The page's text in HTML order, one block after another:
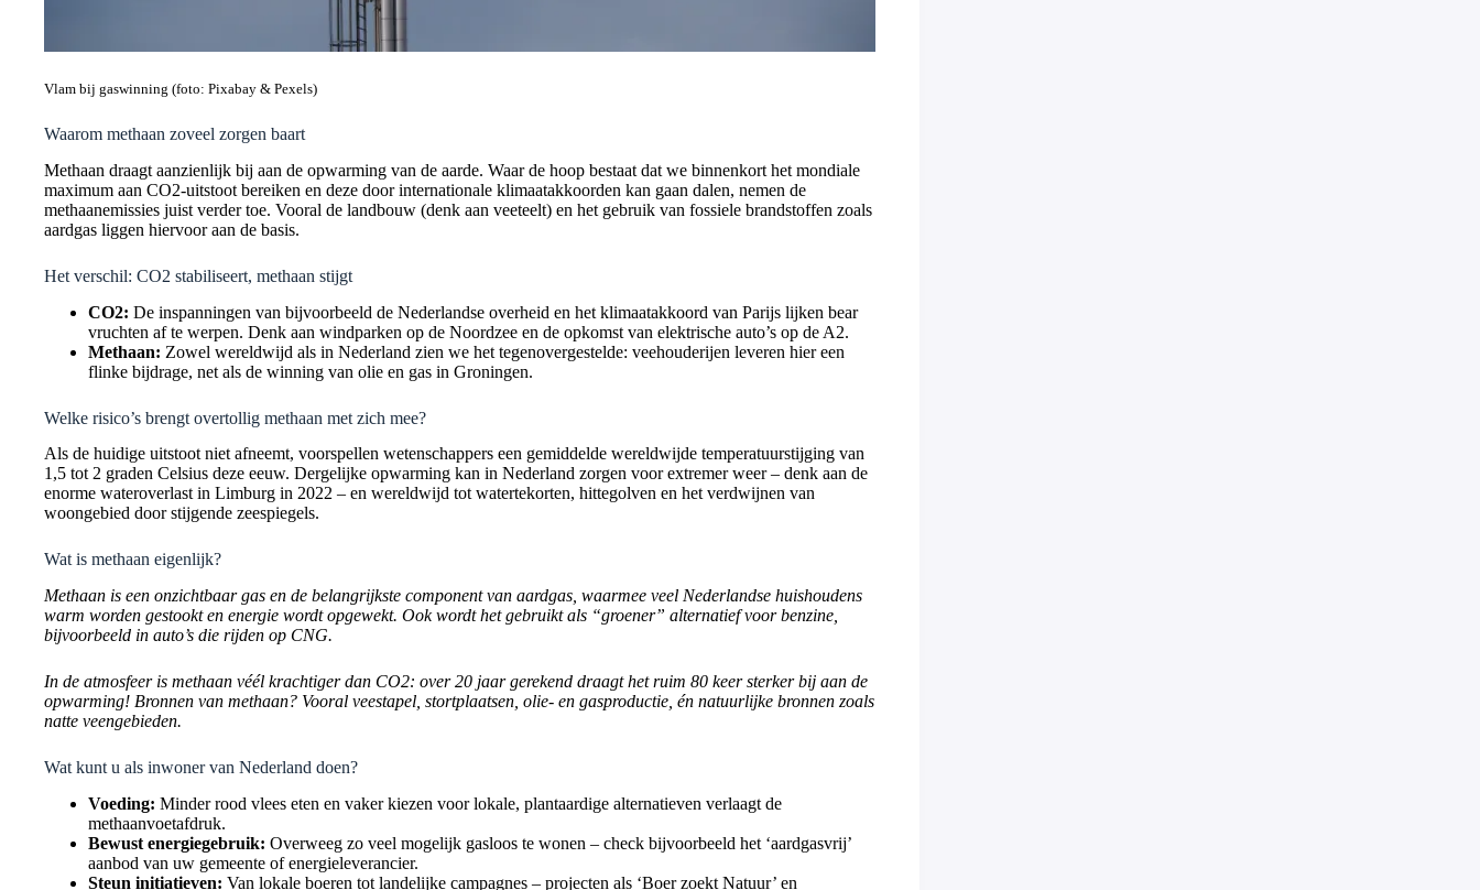
Vlam bij gaswinning (foto: Pixabay & Pexels)
Waarom methaan zoveel zorgen baart
Methaan draagt aanzienlijk bij aan de opwarming van de aarde. Waar de hoop bestaat dat we binnenkort het mondiale
maximum aan CO2-uitstoot bereiken en deze door internationale klimaatakkoorden kan gaan dalen, nemen de
methaanemissies juist verder toe. Vooral de landbouw (denk aan veeteelt) en het gebruik van fossiele brandstoffen zoals
aardgas liggen hiervoor aan de basis.
Het verschil: CO2 stabiliseert, methaan stijgt
CO2: De inspanningen van bijvoorbeeld de Nederlandse overheid en het klimaatakkoord van Parijs lijken bear
vruchten af te werpen. Denk aan windparken op de Noordzee en de opkomst van elektrische auto’s op de A2.
Methaan: Zowel wereldwijd als in Nederland zien we het tegenovergestelde: veehouderijen leveren hier een
flinke bijdrage, net als de winning van olie en gas in Groningen.
Welke risico’s brengt overtollig methaan met zich mee?
Als de huidige uitstoot niet afneemt, voorspellen wetenschappers een gemiddelde wereldwijde temperatuurstijging van
1,5 tot 2 graden Celsius deze eeuw. Dergelijke opwarming kan in Nederland zorgen voor extremer weer – denk aan de
enorme wateroverlast in Limburg in 2022 – en wereldwijd tot watertekorten, hittegolven en het verdwijnen van
woongebied door stijgende zeespiegels.
Wat is methaan eigenlijk?
Methaan is een onzichtbaar gas en de belangrijkste component van aardgas, waarmee veel Nederlandse huishoudens
warm worden gestookt en energie wordt opgewekt. Ook wordt het gebruikt als “groener” alternatief voor benzine,
bijvoorbeeld in auto’s die rijden op CNG.
In de atmosfeer is methaan véél krachtiger dan CO2: over 20 jaar gerekend draagt het ruim 80 keer sterker bij aan de
opwarming! Bronnen van methaan? Vooral veestapel, stortplaatsen, olie- en gasproductie, én natuurlijke bronnen zoals
natte veengebieden.
Wat kunt u als inwoner van Nederland doen?
Voeding: Minder rood vlees eten en vaker kiezen voor lokale, plantaardige alternatieven verlaagt de
methaanvoetafdruk.
Bewust energiegebruik: Overweeg zo veel mogelijk gasloos te wonen – check bijvoorbeeld het ‘aardgasvrij’
aanbod van uw gemeente of energieleverancier.
Steun initiatieven: Van lokale boeren tot landelijke campagnes – projecten als ‘Boer zoekt Natuur’ en